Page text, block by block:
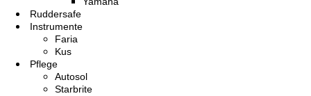
Ruddersafe
Instrumente
Faria
Kus
Pflege
Autosol
Starbrite